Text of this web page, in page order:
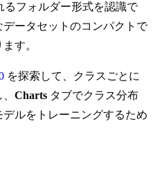
るフォルダー形式を認識で
ータセットのコンパクトで
す。
を探索して、クラスごとに
Charts タブでクラス分布
ルをトレーニングするため